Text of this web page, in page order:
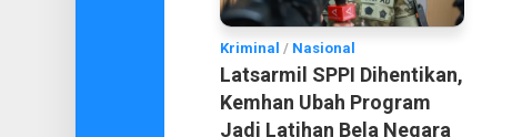
Kriminal / Nasional
Latsarmil SPPI Dihentikan,
Kemhan Ubah Program
Jadi Latihan Bela Negara